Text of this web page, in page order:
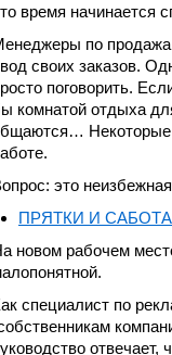
время начинается
по
своих заказов.
поговорить.
комнатой отдыха
Некоторые
это
ПРЯТКИ И
новом рабочем
специалист по
отвечает,